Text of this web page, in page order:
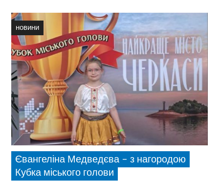
новини
Євангеліна Медведєва – з нагородою
Кубка міського голови